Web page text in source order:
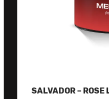
SALVADOR – ROSE